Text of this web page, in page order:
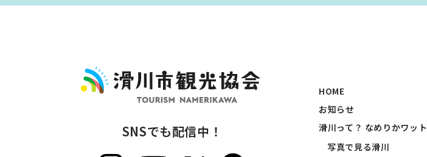
SNSでも配信中！
HOME
お知らせ
滑川って？ なめりかワット
写真で見る滑川